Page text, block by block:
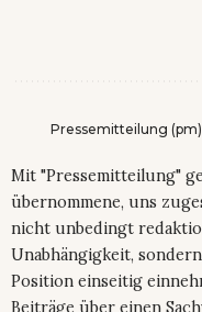
Pressemitteilung (pm)
Mit "Pressemitteilung"
übernommene, uns
nicht unbedingt
Unabhängigkeit,
Position einseitig
Beiträge über einen